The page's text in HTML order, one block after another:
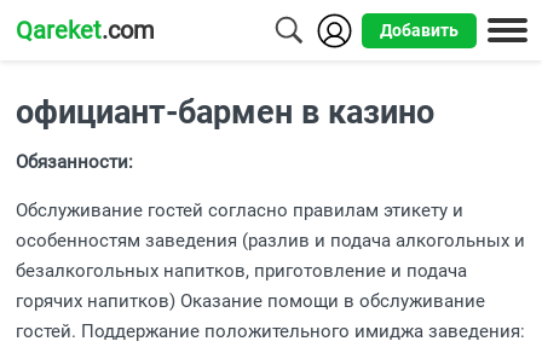
Qareket.com Добавить
Алматы
Шымкент
Каменогорск
официант-бармен в казино
Обязанности:
Обслуживание гостей согласно правилам этикету и
особенностям заведения (разлив и подача алкогольных и
безалкогольных напитков, приготовление и подача
горячих напитков) Оказание помощи в обслуживание
гостей. Поддержание положительного имиджа заведения: